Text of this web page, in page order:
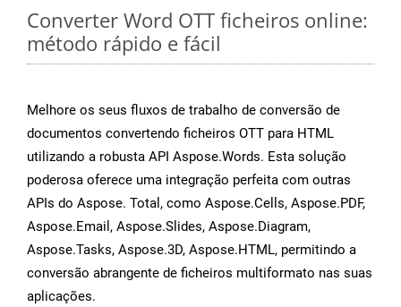
Converter Word OTT ficheiros online:
método rápido e fácil
Melhore os seus fluxos de trabalho de conversão de
documentos convertendo ficheiros OTT para HTML
utilizando a robusta API Aspose.Words. Esta solução
poderosa oferece uma integração perfeita com outras
APIs do Aspose. Total, como Aspose.Cells, Aspose.PDF,
Aspose.Email, Aspose.Slides, Aspose.Diagram,
Aspose.Tasks, Aspose.3D, Aspose.HTML, permitindo a
conversão abrangente de ficheiros multiformato nas suas
aplicações.